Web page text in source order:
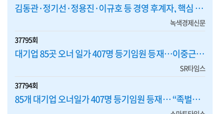
김동관·정기선·정용진·이규호 등 경영 후계자, 핵심 계열사 등기임원 맡아 '책임경영' 앞장
녹색경제신문
37795회
대기업 85곳 오너 일가 407명 등기임원 등재…이중근 부영 회장 '최다'
SR타임스
37794회
85개 대기업 오너일가 407명 등기임원 등재… “족벌경영 여전”